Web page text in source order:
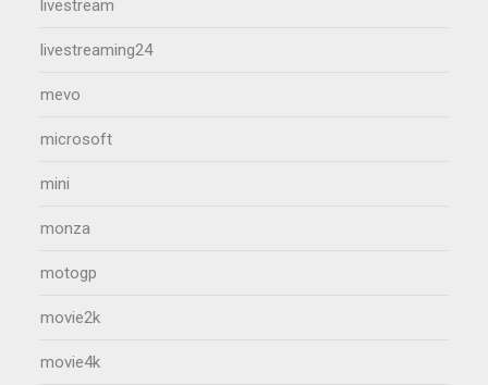
livestream
livestreaming24
mevo
microsoft
mini
monza
motogp
movie2k
movie4k